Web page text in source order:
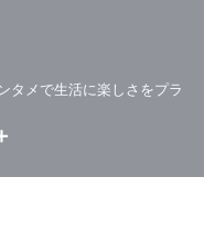
タメで生活に楽しさをプラ